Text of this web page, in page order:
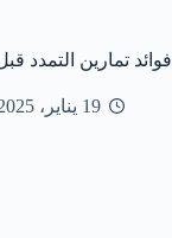
فوائد تمارين التمدد
19 يناير، 2025